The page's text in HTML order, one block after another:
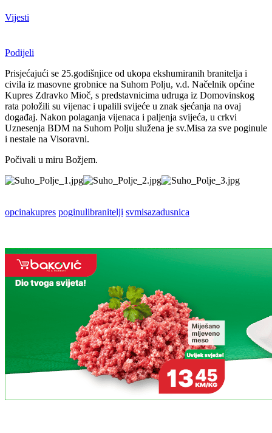
Vijesti
Podijeli
Prisjećajući se 25.godišnjice od ukopa ekshumiranih branitelja i
civila iz masovne grobnice na Suhom Polju, v.d. Načelnik općine
Kupres Zdravko Mioč, s predstavnicima udruga iz Domovinskog
rata položili su vijenac i upalili svijeće u znak sjećanja na ovaj
događaj. Nakon polaganja vijenaca i paljenja svijeća, u crkvi
Uznesenja BDM na Suhom Polju služena je sv.Misa za sve poginule
i nestale na Visoravni.
Počivali u miru Božjem.
opcinakupres poginulibranitelji svmisazadusnica